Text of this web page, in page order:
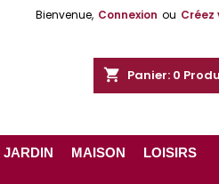
Bienvenue, Connexion ou
shopping_cart Panier: 0
JARDIN MAISON
LOISIRS